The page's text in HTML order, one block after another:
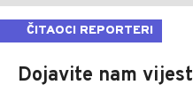
ČITAOCI REPORTERI
Dojavite nam vijest